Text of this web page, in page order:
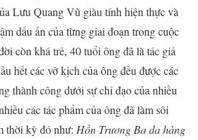
Lưu Quang Vũ giàu tính hiện thực và
dấu ấn của từng giai đoạn trong cuộc
còn khá trẻ, 40 tuổi ông đã là tác giả
hết các vở kịch của ông đều được các
thành công dưới sự chỉ đạo của nhiều
các tác phẩm của ông đã làm sôi
thời kỳ đó như: Hồn Trương Ba da hàng